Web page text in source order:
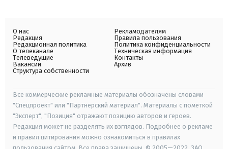
О нас
Редакция
Редакционная политика
О телеканале
Телеведущие
Вакансии
Структура собственности
Рекламодателям
Правила пользования
Политика конфиденциальности
Техническая информация
Контакты
Архив
Все коммерческие рекламные материалы обозначены словами
"Спецпроект" или "Партнерский материал". Материалы с пометкой
"Эксперт", "Позиция" отражают позицию авторов и героев.
Редакция может не разделять их взглядов. Подробнее о рекламе
и правил цитирования можно ознакомиться в правилах